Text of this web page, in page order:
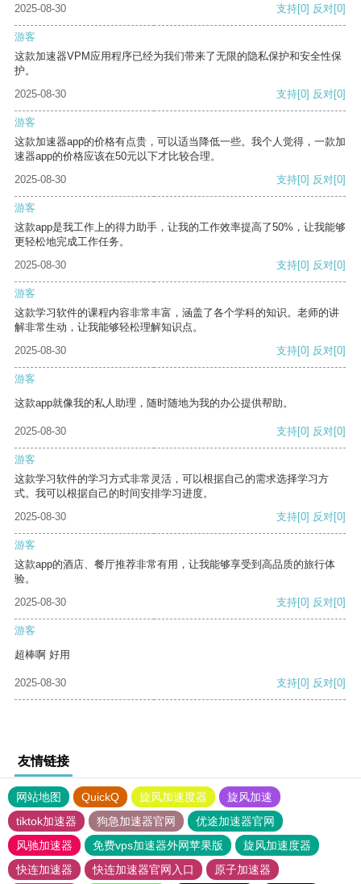
2025-08-30 支持[0] 反对[0]
游客
这款加速器VPM应用程序已经为我们带来了无限的隐私保护和安全性保
护。
2025-08-30
支持[0] 反对[0]
游客
这款加速器app的价格有点贵，可以适当降低一些。我个人觉得，一款加
速器app的价格应该在50元以下才比较合理。
2025-08-30
支持[0] 反对[0]
游客
这款app是我工作上的得力助手，让我的工作效率提高了50%，让我能够
更轻松地完成工作任务。
2025-08-30
支持[0] 反对[0]
游客
这款学习软件的课程内容非常丰富，涵盖了各个学科的知识。老师的讲
解非常生动，让我能够轻松理解知识点。
2025-08-30
支持[0] 反对[0]
游客
这款app就像我的私人助理，随时随地为我的办公提供帮助。
2025-08-30 支持[0] 反对[0]
游客
这款学习软件的学习方式非常灵活，可以根据自己的需求选择学习方
式。我可以根据自己的时间安排学习进度。
2025-08-30
支持[0] 反对[0]
游客
这款app的酒店、餐厅推荐非常有用，让我能够享受到高品质的旅行体
验。
2025-08-30
支持[0] 反对[0]
游客
超棒啊 好用
2025-08-30 支持[0] 反对[0]
友情链接
网站地图 QuickQ 旋风加速度器
旋风加速
tiktok加速器
狗急加速器官网
优途加速器官网
风驰加速器
免费vps加速器外网苹果版
旋风加速度器
快连加速器
快连加速器官网入口 原子加速器